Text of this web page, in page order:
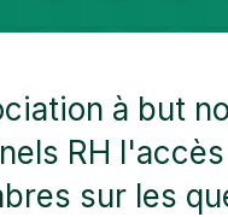
à but
RH
sur les